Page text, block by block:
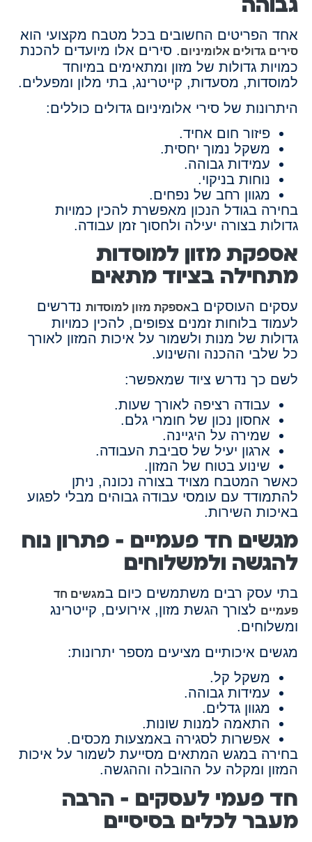
גבוהה
אחד הפריטים החשובים בכל מטבח מקצועי הוא
סירים גדולים אלומיניום. סירים אלו מיועדים להכנת
כמויות גדולות של מזון ומתאימים במיוחד
למוסדות, מסעדות, קייטרינג, בתי מלון ומפעלים.
היתרונות של סירי אלומיניום גדולים כוללים:
פיזור חום אחיד.
משקל נמוך יחסית.
עמידות גבוהה.
נוחות בניקוי.
מגוון רחב של נפחים.
בחירה בגודל הנכון מאפשרת להכין כמויות
גדולות בצורה יעילה ולחסוך זמן עבודה.
אספקת מזון למוסדות
מתחילה בציוד מתאים
עסקים העוסקים באספקת מזון למוסדות נדרשים
לעמוד בלוחות זמנים צפופים, להכין כמויות
גדולות של מנות ולשמור על איכות המזון לאורך
כל שלבי ההכנה והשינוע.
לשם כך נדרש ציוד שמאפשר:
עבודה רציפה לאורך שעות.
אחסון נכון של חומרי גלם.
שמירה על היגיינה.
ארגון יעיל של סביבת העבודה.
שינוע בטוח של המזון.
כאשר המטבח מצויד בצורה נכונה, ניתן
להתמודד עם עומסי עבודה גבוהים מבלי לפגוע
באיכות השירות.
מגשים חד פעמיים – פתרון נוח
להגשה ולמשלוחים
בתי עסק רבים משתמשים כיום במגשים חד
פעמיים לצורך הגשת מזון, אירועים, קייטרינג
ומשלוחים.
מגשים איכותיים מציעים מספר יתרונות:
משקל קל.
עמידות גבוהה.
מגוון גדלים.
התאמה למנות שונות.
אפשרות לסגירה באמצעות מכסים.
בחירה במגש המתאים מסייעת לשמור על איכות
המזון ומקלה על ההובלה וההגשה.
חד פעמי לעסקים – הרבה
מעבר לכלים בסיסיים